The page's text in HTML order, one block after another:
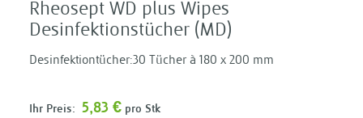
Rheosept WD plus Wipes
Desinfektionstücher (MD)
Desinfektiontücher:30 Tücher à 180 x 200 mm
Ihr Preis: 5,83 € pro Stk